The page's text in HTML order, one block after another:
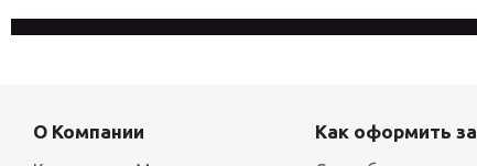
О Компании Как оформить